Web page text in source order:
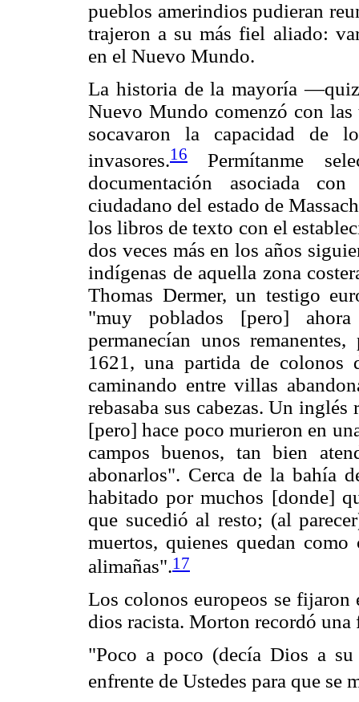
pueblos amerindios pudieran
trajeron a su más fiel aliado:
en el Nuevo Mundo.
La historia de la mayoría
Nuevo Mundo comenzó con las
socavaron la capacidad de
invasores.16
Permítanme
documentación asociada
ciudadano del estado de
los libros de texto con el
dos veces más en los años
indígenas de aquella zona
Thomas Dermer, un testigo
"muy poblados [pero]
permanecían unos
1621, una partida de colonos
caminando entre villas
rebasaba sus cabezas. Un
[pero] hace poco murieron en
campos buenos, tan bien
abonarlos". Cerca de la bahía
habitado por muchos [donde]
que sucedió al resto; (al
muertos, quienes quedan
alimañas".17
Los colonos europeos se fijaron
dios racista. Morton recordó
"Poco a poco (decía Dios a
enfrente de Ustedes para que